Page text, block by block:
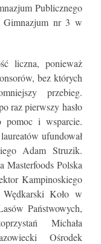
Publicznego
Gimnazjum nr 3 w
liczna, ponieważ
bez których
przebieg.
raz pierwszy hasło
pomoc i wsparcie.
ufundował
Adam Struzik.
Masterfoods Polska
Kampinoskiego
Koło w
Państwowych,
Michała
Ośrodek